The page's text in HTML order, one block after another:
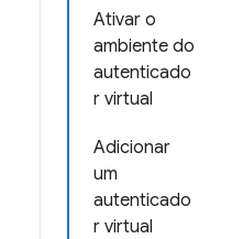
Ativar o
ambiente do
autenticado
r virtual
Adicionar
um
autenticado
r virtual